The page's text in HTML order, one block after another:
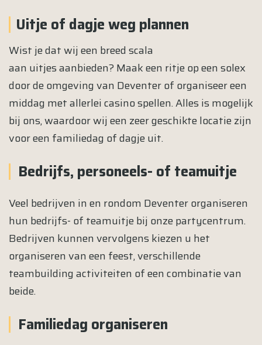
Uitje of dagje weg plannen
Wist je dat wij een breed scala
aan uitjesaanbieden? Maak een ritje op een solex
door de omgeving van Deventer of organiseer een
middag met allerlei casino spellen. Alles is mogelijk
bij ons, waardoor wij een zeer geschikte locatie zijn
voor een familiedag of dagje uit.
Bedrijfs, personeels- of teamuitje
Veel bedrijven in en rondom Deventer organiseren
hun bedrijfs- of teamuitje bij onze partycentrum.
Bedrijven kunnen vervolgens kiezen u het
organiseren van een feest, verschillende
teambuilding activiteiten of een combinatie van
beide.
Familiedag organiseren